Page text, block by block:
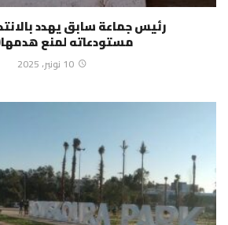
رئيس جماعة سابق يهدد
مستودعاته لمنع
10 نونبر، 2025